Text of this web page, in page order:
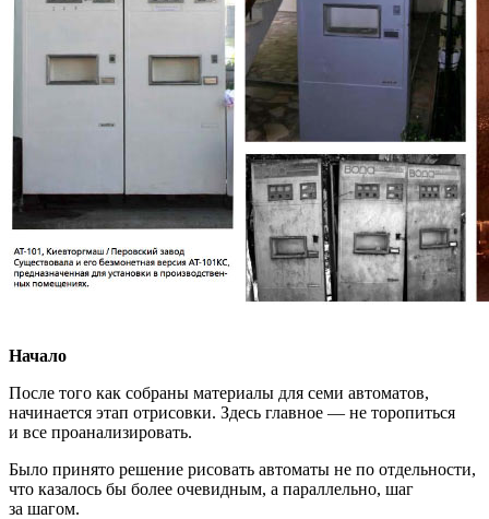
Начало
После того как собраны материалы для семи автоматов,
начинается этап отрисовки. Здесь главное — не торопиться
и все проанализировать.
Было принято решение рисовать автоматы не по отдельности,
что казалось бы более очевидным, а параллельно, шаг
за шагом.